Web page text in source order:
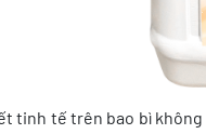
tinh tế trên bao bì